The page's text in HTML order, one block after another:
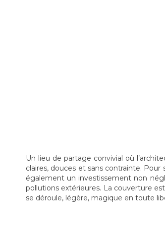
Un lieu de partage convivial où
claires, douces et sans contrainte. Pour
également un investissement non
pollutions extérieures. La couverture
se déroule, légère, magique en toute